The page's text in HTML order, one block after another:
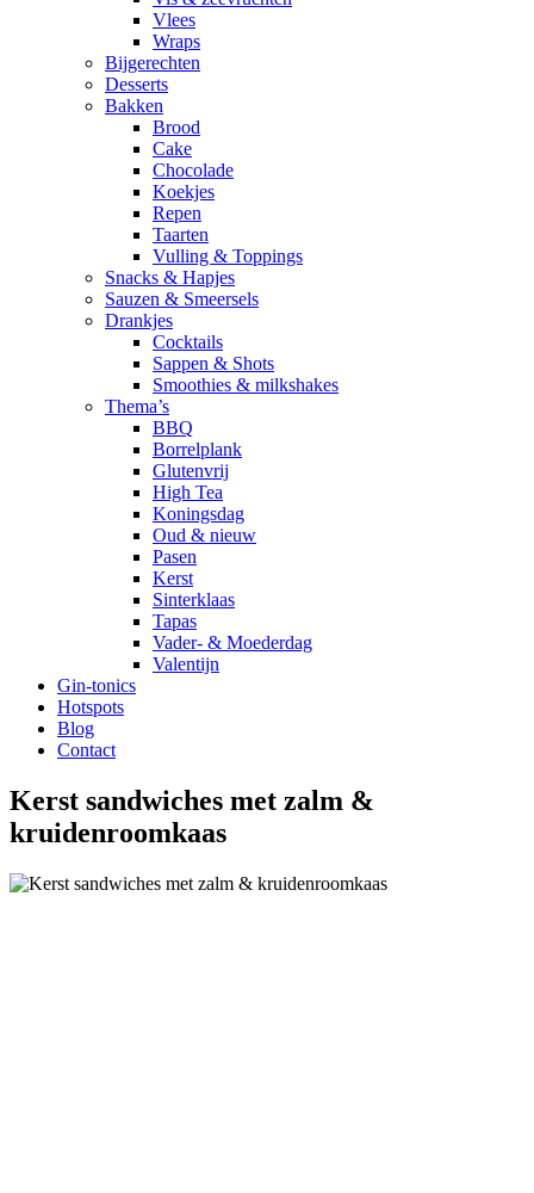
Vlees
Wraps
Bijgerechten
Desserts
Bakken
Brood
Cake
Chocolade
Koekjes
Repen
Taarten
Vulling & Toppings
Snacks & Hapjes
Sauzen & Smeersels
Drankjes
Cocktails
Sappen & Shots
Smoothies & milkshakes
Thema’s
BBQ
Borrelplank
Glutenvrij
High Tea
Koningsdag
Oud & nieuw
Pasen
Kerst
Sinterklaas
Tapas
Vader- & Moederdag
Valentijn
Gin-tonics
Hotspots
Blog
Contact
Kerst sandwiches met zalm &
kruidenroomkaas